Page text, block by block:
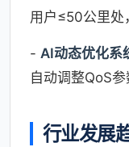
用户≤50公里处
- AI动态优化系
自动调整QoS参
行业发展